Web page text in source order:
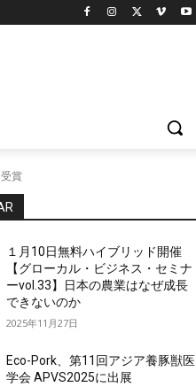
賞
１月10日無料ハイブリッド開催
【グローカル・ビジネス・セミナ
ーvol.33】日本の農業はなぜ成長
できないのか
2025年11月27日
Eco-Pork、第11回アジア養豚獣医
学会 APVS2025に出展